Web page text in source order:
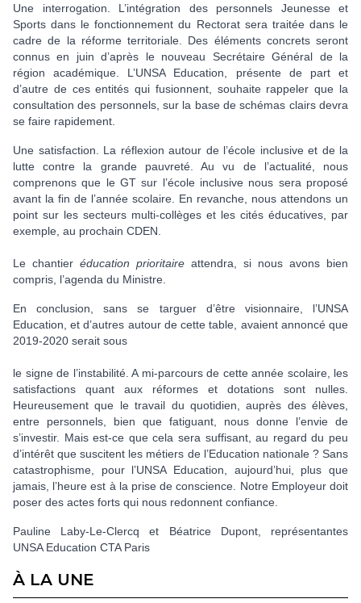
Une interrogation. L’intégration des personnels Jeunesse et
Sports dans le fonctionnement du Rectorat sera traitée dans le
cadre de la réforme territoriale. Des éléments concrets seront
connus en juin d’après le nouveau Secrétaire Général de la
région académique. L’UNSA Education, présente de part et
d’autre de ces entités qui fusionnent, souhaite rappeler que la
consultation des personnels, sur la base de schémas clairs devra
se faire rapidement.
Une satisfaction. La réflexion autour de l’école inclusive et de la
lutte contre la grande pauvreté. Au vu de l’actualité, nous
comprenons que le GT sur l’école inclusive nous sera proposé
avant la fin de l’année scolaire. En revanche, nous attendons un
point sur les secteurs multi-collèges et les cités éducatives, par
exemple, au prochain CDEN.
Le chantier éducation prioritaire attendra, si nous avons bien
compris, l’agenda du Ministre.
En conclusion, sans se targuer d’être visionnaire, l’UNSA
Education, et d’autres autour de cette table, avaient annoncé que
2019-2020 serait sous
le signe de l’instabilité. A mi-parcours de cette année scolaire, les
satisfactions quant aux réformes et dotations sont nulles.
Heureusement que le travail du quotidien, auprès des élèves,
entre personnels, bien que fatiguant, nous donne l’envie de
s’investir. Mais est-ce que cela sera suffisant, au regard du peu
d’intérêt que suscitent les métiers de l’Education nationale ? Sans
catastrophisme, pour l’UNSA Education, aujourd’hui, plus que
jamais, l’heure est à la prise de conscience. Notre Employeur doit
poser des actes forts qui nous redonnent confiance.
Pauline Laby-Le-Clercq et Béatrice Dupont, représentantes
UNSA Education CTA Paris
À LA UNE